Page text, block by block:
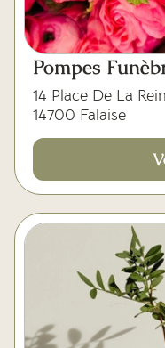
Pompes
14 Place De La
14700 Falaise